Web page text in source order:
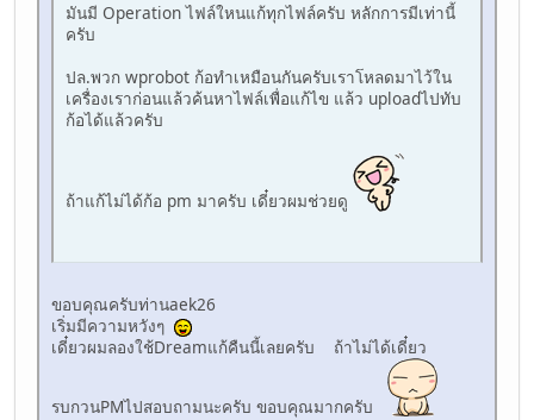
มันมี Operation ไฟล์ใหนแก้ทุกไฟล์ครับ หลักการมีเท่านี้
ครับ
ปล.พวก wprobot ก้อทำเหมือนกันครับเราโหลดมาไว้ใน
เครื่องเราก่อนแล้วค้นหาไฟล์เพื่อแก้ไข แล้ว uploadไปทับ
ก้อได้แล้วครับ
ถ้าแก้ไม่ได้ก้อ pm มาครับ เดี๋ยวผมช่วยดู
ขอบคุณครับท่านaek26
เริ่มมีความหวังๆ
เดี๋ยวผมลองใช้Dreamแก้คืนนี้เลยครับ ถ้าไม่ได้เดี๋ยว
รบกวนPMไปสอบถามนะครับ ขอบคุณมากครับ